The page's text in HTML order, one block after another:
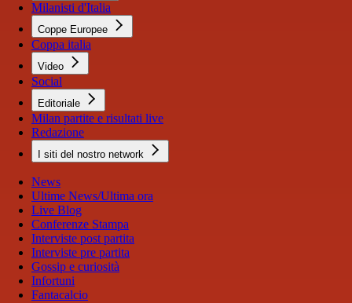
Milanisti d'Italia
Coppe Europee
Coppa italia
Video
Social
Editoriale
Milan partite e risultati live
Redazione
I siti del nostro network
News
Ultime News/Ultima ora
Live Blog
Conferenze Stampa
Interviste post partita
Interviste pre partita
Gossip e curiosità
Infortuni
Fantacalcio